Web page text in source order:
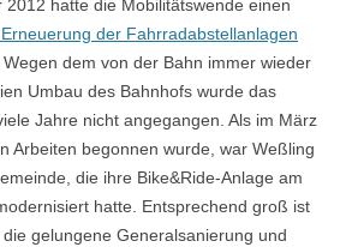
2012 hatte die Mobilitätswende einen
der Fahrradabstellanlagen
dem von der Bahn immer wieder
Umbau des Bahnhofs wurde das
Jahre nicht angegangen. Als im März
Arbeiten begonnen wurde, war Weßling
die ihre Bike&Ride-Anlage am
hatte. Entsprechend groß ist
gelungene Generalsanierung und